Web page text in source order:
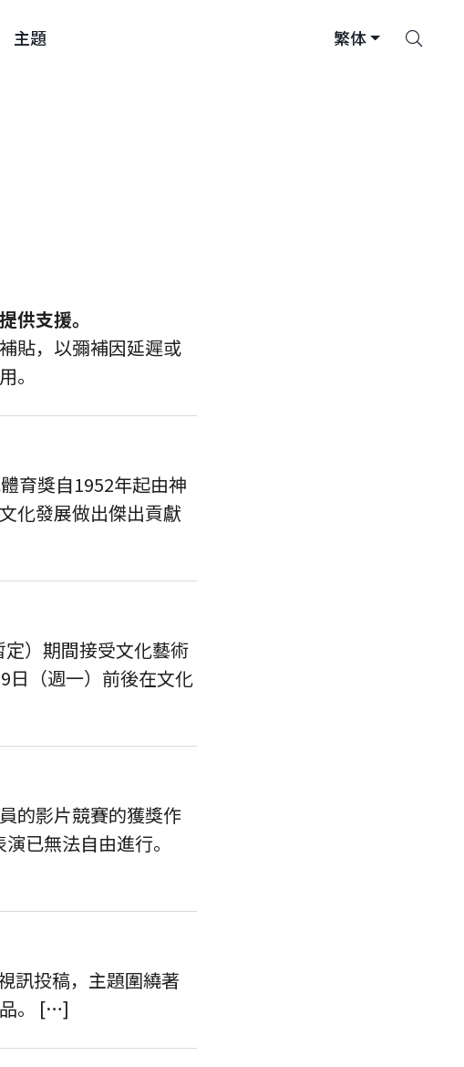
主題 繁体
索
供支援。
貼，以彌補因延遲或
。
育獎自1952年起由神
化發展做出傑出貢獻
）期間接受文化藝術
日（週一）前後在文化
的影片競賽的獲獎作
已無法自由進行。
訊投稿，主題圍繞著
。 […]